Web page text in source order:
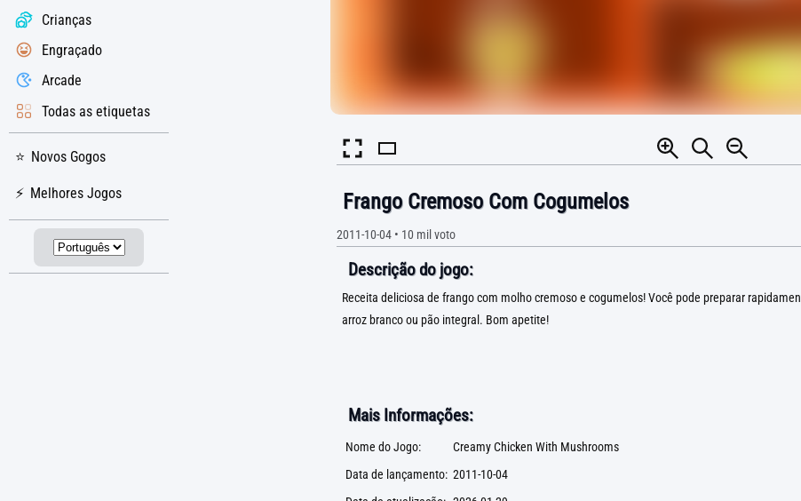
Crianças
Engraçado
Arcade
Todas as etiquetas
Novos Gogos
Melhores Jogos Frango Cremoso Com Cogumelos
2011-10-04• 10 mil voto
Descrição do jogo:
Receita deliciosa de frango com molho cremoso e cogumelos! Você pode preparar
arroz branco ou pão integral. Bom apetite!
Mais Informações:
Nome do Jogo:
Creamy Chicken With Mushrooms
Data de lançamento: 2011-10-04